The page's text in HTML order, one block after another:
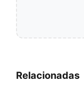
Relacionadas